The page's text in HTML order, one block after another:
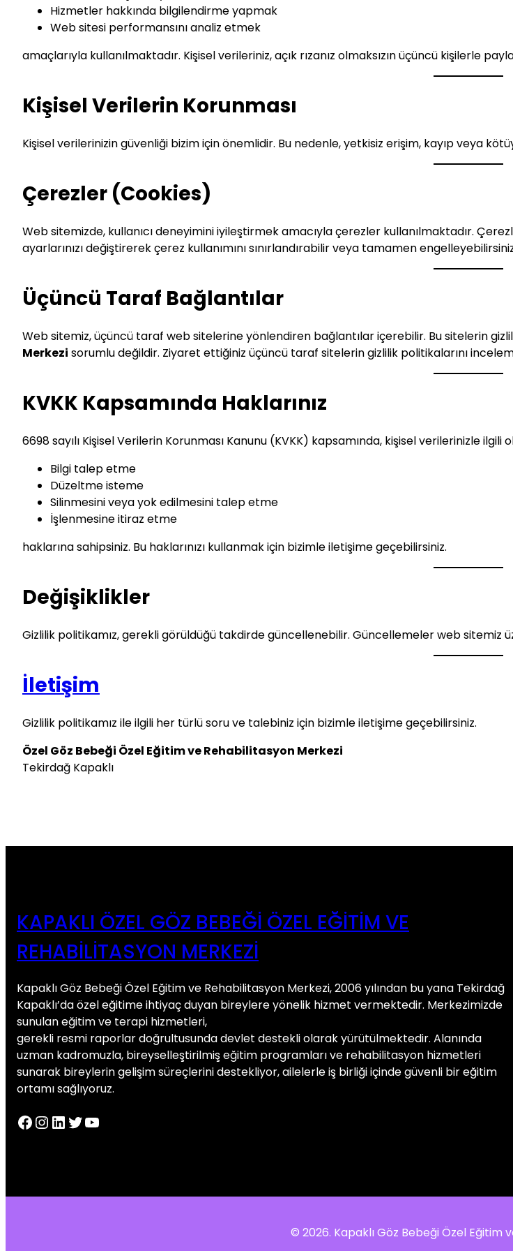
Hizmetler hakkında bilgilendirme yapmak
Web sitesi performansını analiz etmek
amaçlarıyla kullanılmaktadır. Kişisel verileriniz, açık rızanız olmaksızın üçüncü kişilerle
Kişisel Verilerin Korunması
Kişisel verilerinizin güvenliği bizim için önemlidir. Bu nedenle, yetkisiz erişim, kayıp veya
Çerezler (Cookies)
Web sitemizde, kullanıcı deneyimini iyileştirmek amacıyla çerezler kullanılmaktadır.
ayarlarınızı değiştirerek çerez kullanımını sınırlandırabilir veya tamamen
Üçüncü Taraf Bağlantılar
Web sitemiz, üçüncü taraf web sitelerine yönlendiren bağlantılar içerebilir. Bu sitelerin
Merkezi sorumlu değildir. Ziyaret ettiğiniz üçüncü taraf sitelerin gizlilik politikalarını
KVKK Kapsamında Haklarınız
6698 sayılı Kişisel Verilerin Korunması Kanunu (KVKK) kapsamında, kişisel verilerinizle ilgili
Bilgi talep etme
Düzeltme isteme
Silinmesini veya yok edilmesini talep etme
İşlenmesine itiraz etme
haklarına sahipsiniz. Bu haklarınızı kullanmak için bizimle iletişime geçebilirsiniz.
Değişiklikler
Gizlilik politikamız, gerekli görüldüğü takdirde güncellenebilir. Güncellemeler web sitemiz
İletişim
Gizlilik politikamız ile ilgili her türlü soru ve talebiniz için bizimle iletişime geçebilirsiniz.
Özel Göz Bebeği Özel Eğitim ve Rehabilitasyon Merkezi
Tekirdağ Kapaklı
KAPAKLI ÖZEL GÖZ BEBEĞI ÖZEL EĞITIM VE
REHABILITASYON MERKEZI
Kapaklı Göz Bebeği Özel Eğitim ve Rehabilitasyon Merkezi, 2006 yılından bu yana Tekirdağ
Kapaklı’da özel eğitime ihtiyaç duyan bireylere yönelik hizmet vermektedir. Merkezimizde
sunulan eğitim ve terapi hizmetleri,
gerekli resmi raporlar doğrultusunda devlet destekli olarak yürütülmektedir. Alanında
uzman kadromuzla, bireyselleştirilmiş eğitim programları ve rehabilitasyon hizmetleri
sunarak bireylerin gelişim süreçlerini destekliyor, ailelerle iş birliği içinde güvenli bir eğitim
ortamı sağlıyoruz.
Facebook InstagramLinkedIn Twitter Youtube
© 2026. Kapaklı Göz Bebeği Özel Eğitim